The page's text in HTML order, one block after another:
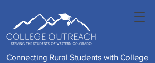
Connecting Rural Students with College